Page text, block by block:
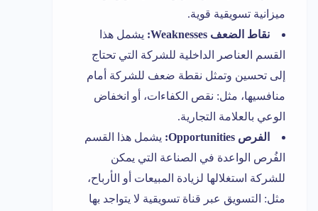
ميزانية تسويقية قوية.
نقاط الضعف Weaknesses:
يشمل هذا
القسم العناصر الداخلية للشركة التي تحتاج
إلى تحسين وتمثل نقطة ضعف للشركة أمام
منافسيها، مثل: نقص الكفاءات، أو انخفاض
الوعي بالعلامة التجارية.
الفرص Opportunities:
يشمل هذا القسم
الفُرص الواعدة في الصناعة التي يمكن
للشركة استغلالها لزيادة المبيعات أو الأرباح،
مثل: التسويق عبر قناة تسويقية لا يتواجد بها